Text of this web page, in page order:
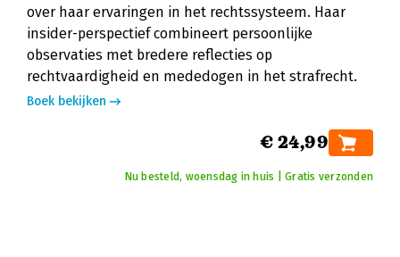
over haar ervaringen in het rechtssysteem. Haar
insider-perspectief combineert persoonlijke
observaties met bredere reflecties op
rechtvaardigheid en mededogen in het strafrecht.
Boek bekijken
€ 24,99
Nu besteld, woensdag in huis | Gratis verzonden